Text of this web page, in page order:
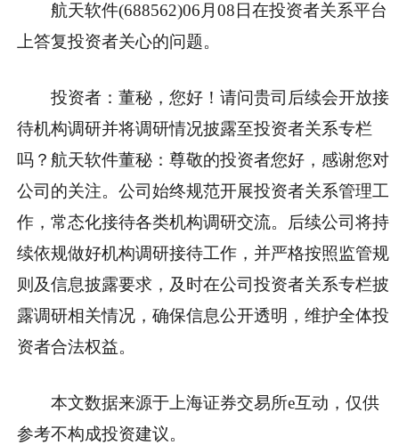
航天软件(688562)06月08日在投资者关系平台
上答复投资者关心的问题。
投资者：董秘，您好！请问贵司后续会开放接
待机构调研并将调研情况披露至投资者关系专栏
吗？航天软件董秘：尊敬的投资者您好，感谢您对
公司的关注。公司始终规范开展投资者关系管理工
作，常态化接待各类机构调研交流。后续公司将持
续依规做好机构调研接待工作，并严格按照监管规
则及信息披露要求，及时在公司投资者关系专栏披
露调研相关情况，确保信息公开透明，维护全体投
资者合法权益。
本文数据来源于上海证券交易所e互动，仅供
参考不构成投资建议。